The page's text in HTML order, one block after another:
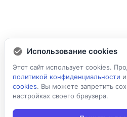
Использование cookies
Этот сайт использует cookies.
политикой конфиденциальности и
cookies. Вы можете запретить
настройках своего браузера.